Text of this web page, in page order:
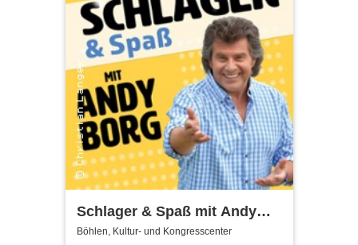
Schlager & Spaß mit Andy
Borg und Gästen
Böhlen, Kultur- und Kongresscenter